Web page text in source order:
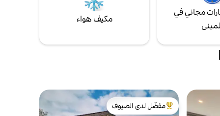
مجاني في
مكيف هواء
من أبرز البيوت المفضّلة لدى الضيوف
مفضّل لدى الضيوف